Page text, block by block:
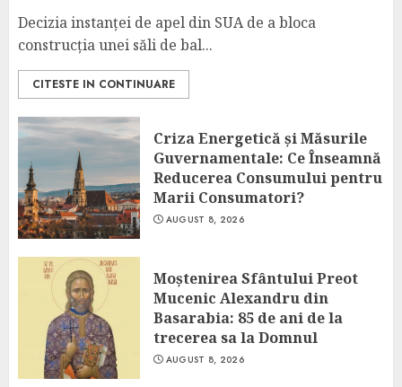
Decizia instanței de apel din SUA de a bloca
construcția unei săli de bal...
CITESTE IN CONTINUARE
Criza Energetică și Măsurile
Guvernamentale: Ce Înseamnă
Reducerea Consumului pentru
Marii Consumatori?
AUGUST 8, 2026
Moștenirea Sfântului Preot
Mucenic Alexandru din
Basarabia: 85 de ani de la
trecerea sa la Domnul
AUGUST 8, 2026